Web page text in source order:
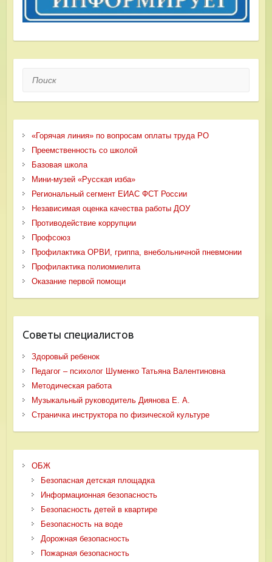
Поиск
«Горячая линия» по вопросам оплаты труда РО
Преемственность со школой
Базовая школа
Мини-музей «Русская изба»
Региональный сегмент ЕИАС ФСТ России
Независимая оценка качества работы ДОУ
Противодействие коррупции
Профсоюз
Профилактика ОРВИ, гриппа, внебольничной пневмонии
Профилактика полиомиелита
Оказание первой помощи
Советы специалистов
Здоровый ребенок
Педагог – психолог Шуменко Татьяна Валентиновна
Методическая работа
Музыкальный руководитель Диянова Е. А.
Страничка инструктора по физической культуре
ОБЖ
Безопасная детская площадка
Информационная безопасность
Безопасность детей в квартире
Безопасность на воде
Дорожная безопасность
Пожарная безопасность